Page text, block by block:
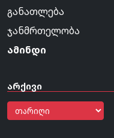
განათლება
ჯანმრთელობა
ამინდი
არქივი